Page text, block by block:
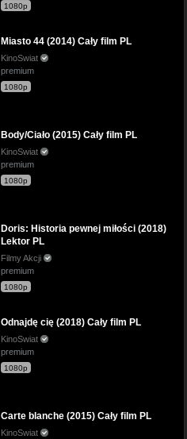
1080p
Miasto 44 (2014) Cały film PL
KinoSwiat
premium
1080p
Body/Ciało (2015) Cały film PL
KinoSwiat
premium
1080p
Doris: Historia pewnej miłości (2018)
Lektor PL
Filmy Akcji
premium
1080p
Odnajdę cię (2018) Cały film PL
KinoSwiat
premium
1080p
Carte blanche (2015) Cały film PL
KinoSwiat